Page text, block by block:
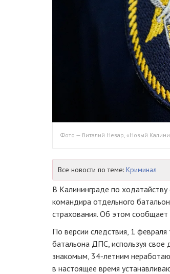
Фото — Виталий Невар, «Новый
Все новости по теме: Криминал
В Калининграде по
командира отдельного
страхования. Об этом сообщает
По версии следствия, 1
батальона ДПС, используя
знакомым, 34-летним
в настоящее время